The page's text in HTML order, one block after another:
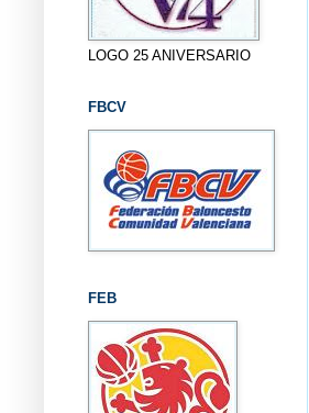
LOGO 25 ANIVERSARIO
FBCV
FEB